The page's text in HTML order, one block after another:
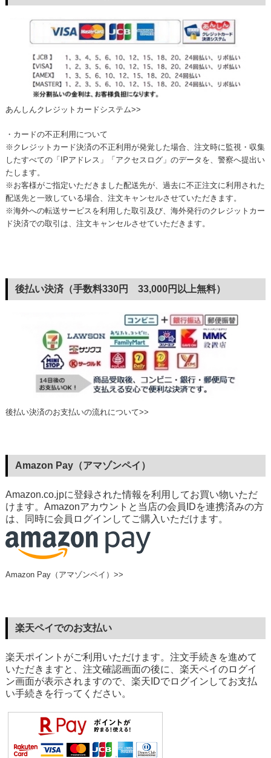
あんしんクレジットカードシステム>>
・カードの不正利用について
※クレジットカード決済の不正利用が発覚した場合、注文時に監視・収集
したすべての「IPアドレス」「アクセスログ」のデータを、警察へ提出い
たします。
※お客様がご指定いただきました配送先が、過去に不正注文に利用された
配送先と一致している場合、注文キャンセルさせていただきます。
※海外への転送サービスを利用した取引及び、海外発行のクレジットカー
ド決済での取引は、注文キャンセルさせていただきます。
後払い決済（手数料330円 33,000円以上無料）
後払い決済のお支払いの流れについて>>
Amazon Pay（アマゾンペイ）
Amazon.co.jpに登録された情報を利用してお買い物いただ
けます。Amazonアカウントと当店の会員IDを連携済みの方
は、同時に会員ログインしてご購入いただけます。
Amazon Pay（アマゾンペイ）>>
楽天ペイでのお支払い
楽天ポイントがご利用いただけます。注文手続きを進めて
いただきますと、注文確認画面の後に、楽天ペイのログイ
ン画面が表示されますので、楽天IDでログインしてお支払
い手続きを行ってください。